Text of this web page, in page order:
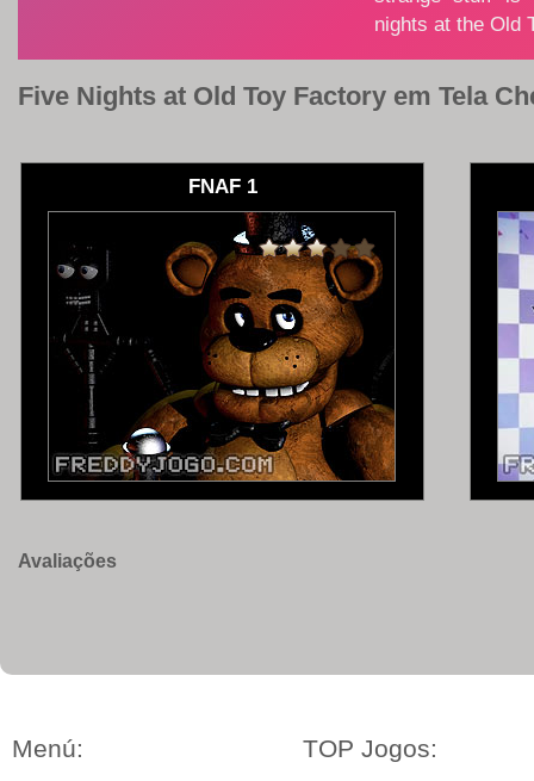
Five Nights at Old Toy Factory em Tela
FNAF 1
Avaliações
Menú: TOP Jogos: